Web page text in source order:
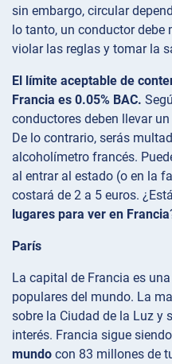
sin embargo, circular
lo tanto, un conductor debe
violar las reglas y tomar la
El límite aceptable de
Francia es 0.05% BAC.
conductores deben llevar
De lo contrario, serás
alcoholímetro francés.
al entrar al estado (o en la
costará de 2 a 5 euros.
lugares para ver en Francia
París
La capital de Francia es
populares del mundo. La
sobre la Ciudad de la Luz y
interés. Francia sigue siendo
mundo con 83 millones de